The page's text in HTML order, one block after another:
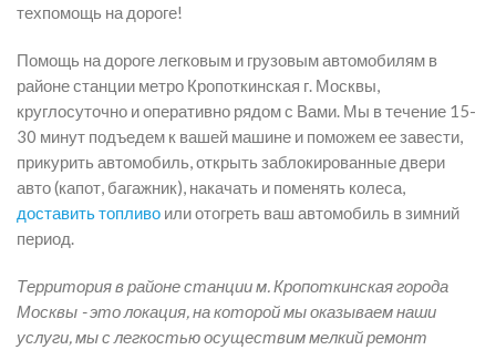
техпомощь на дороге!
Помощь на дороге легковым и грузовым автомобилям в
районе станции метро Кропоткинская г. Москвы,
круглосуточно и оперативно рядом с Вами. Мы в течение 15-
30 минут подъедем к вашей машине и поможем ее завести,
прикурить автомобиль, открыть заблокированные двери
авто (капот, багажник), накачать и поменять колеса,
доставить топливо или отогреть ваш автомобиль в зимний
период.
Территория в районе станции м. Кропоткинская города
Москвы - это локация, на которой мы оказываем наши
услуги, мы с легкостью осуществим мелкий ремонт